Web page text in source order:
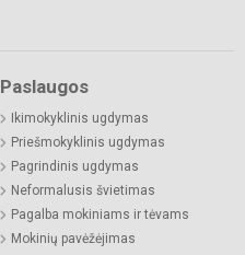
Paslaugos
Ikimokyklinis ugdymas
Priešmokyklinis ugdymas
Pagrindinis ugdymas
Neformalusis švietimas
Pagalba mokiniams ir tėvams
Mokinių pavėžėjimas